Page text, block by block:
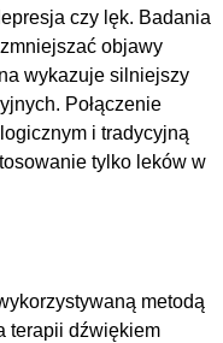
czy lęk. Badania
objawy
wykazuje silniejszy
Połączenie
i tradycyjną
tylko leków w
metodą
terapii dźwiękiem